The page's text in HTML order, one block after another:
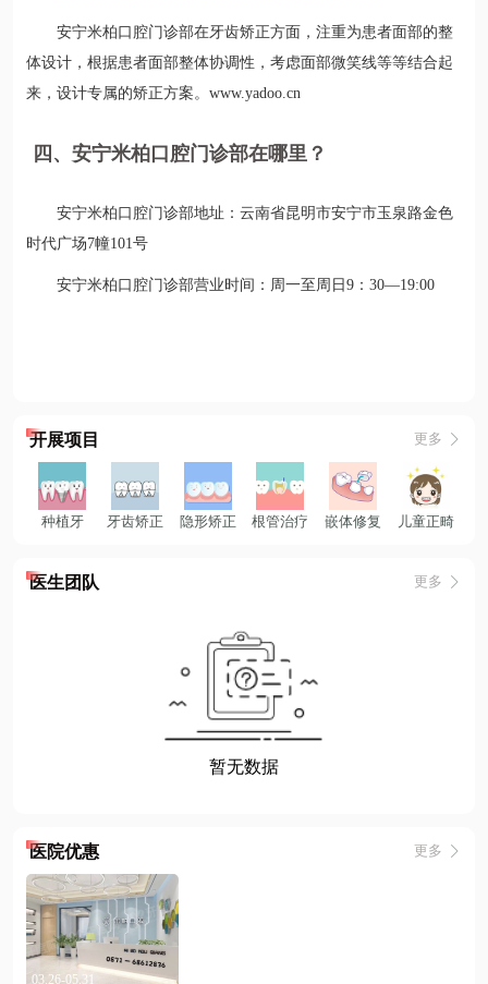
安宁米柏口腔门诊部在牙齿矫正方面，注重为患者面部的整
体设计，根据患者面部整体协调性，考虑面部微笑线等等结合起
来，设计专属的矫正方案。www.yadoo.cn
四、安宁米柏口腔门诊部在哪里？
安宁米柏口腔门诊部地址：云南省昆明市安宁市玉泉路金色
时代广场7幢101号
安宁米柏口腔门诊部营业时间：周一至周日9：30—19:00
开展项目 更多
种植牙 牙齿矫正 隐形矫正 根管治疗 嵌体修复 儿童正畸
医生团队 更多
医院优惠 更多
03.26-05.31